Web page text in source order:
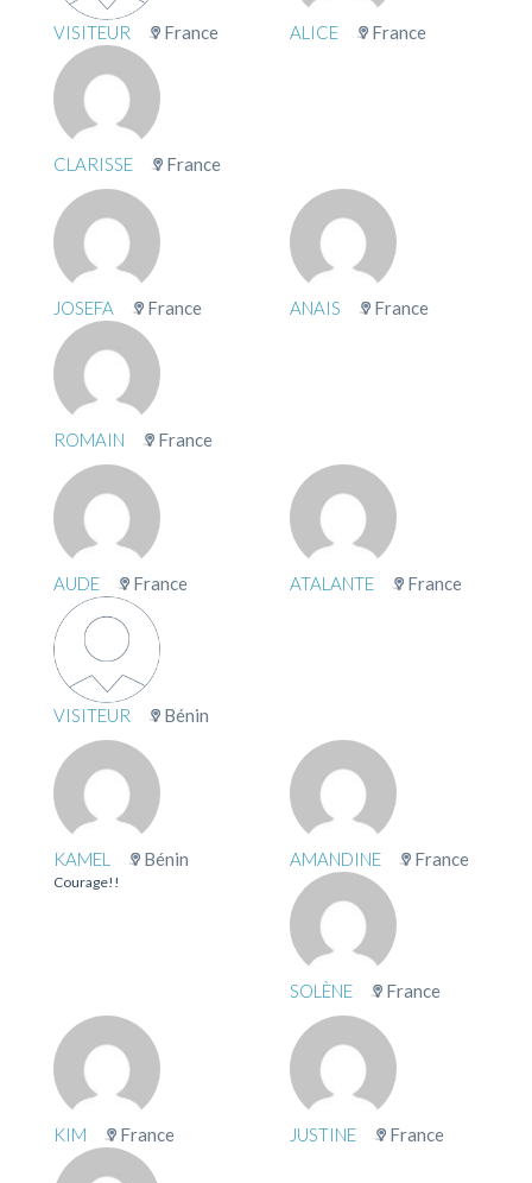
VISITEUR France ALICE France
CLARISSE France
JOSEFA France ANAIS France
ROMAIN France
AUDE France ATALANTE France
VISITEUR Bénin
KAMEL Bénin
Courage!!
AMANDINE France
SOLÈNE France
KIM France JUSTINE France